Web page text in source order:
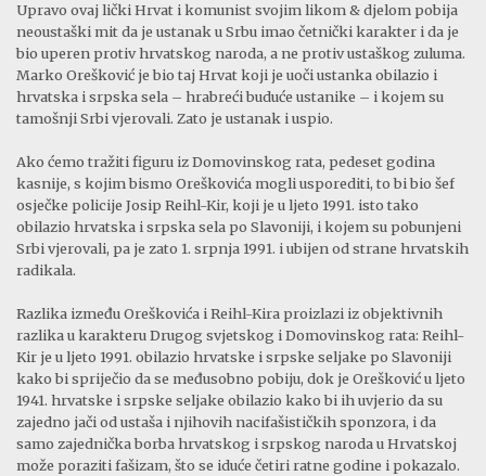
Upravo ovaj lički Hrvat i komunist svojim likom & djelom pobija
neoustaški mit da je ustanak u Srbu imao četnički karakter i da je
bio uperen protiv hrvatskog naroda, a ne protiv ustaškog zuluma.
Marko Orešković je bio taj Hrvat koji je uoči ustanka obilazio i
hrvatska i srpska sela – hrabreći buduće ustanike – i kojem su
tamošnji Srbi vjerovali. Zato je ustanak i uspio.
Ako ćemo tražiti figuru iz Domovinskog rata, pedeset godina
kasnije, s kojim bismo Oreškovića mogli usporediti, to bi bio šef
osječke policije Josip Reihl-Kir, koji je u ljeto 1991. isto tako
obilazio hrvatska i srpska sela po Slavoniji, i kojem su pobunjeni
Srbi vjerovali, pa je zato 1. srpnja 1991. i ubijen od strane hrvatskih
radikala.
Razlika između Oreškovića i Reihl-Kira proizlazi iz objektivnih
razlika u karakteru Drugog svjetskog i Domovinskog rata: Reihl-
Kir je u ljeto 1991. obilazio hrvatske i srpske seljake po Slavoniji
kako bi spriječio da se međusobno pobiju, dok je Orešković u ljeto
1941. hrvatske i srpske seljake obilazio kako bi ih uvjerio da su
zajedno jači od ustaša i njihovih nacifašističkih sponzora, i da
samo zajednička borba hrvatskog i srpskog naroda u Hrvatskoj
može poraziti fašizam, što se iduće četiri ratne godine i pokazalo.